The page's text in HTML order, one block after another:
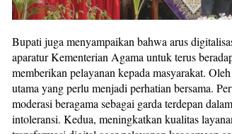
Bupati juga menyampaikan bahwa arus
aparatur Kementerian Agama untuk terus
memberikan pelayanan kepada masyarakat.
utama yang perlu menjadi perhatian bersama.
moderasi beragama sebagai garda terdepan
intoleransi. Kedua, meningkatkan kualitas